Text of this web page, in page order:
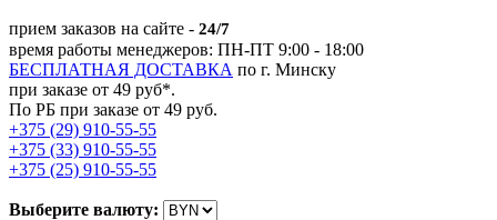
прием заказов на сайте - 24/7
время работы менеджеров: ПН-ПТ 9:00 - 18:00
БЕСПЛАТНАЯ ДОСТАВКА по г. Минску
при заказе от 49 руб*.
По РБ при заказе от 49 руб.
+375 (29) 910-55-55
+375 (33) 910-55-55
+375 (25) 910-55-55
Выберите валюту: